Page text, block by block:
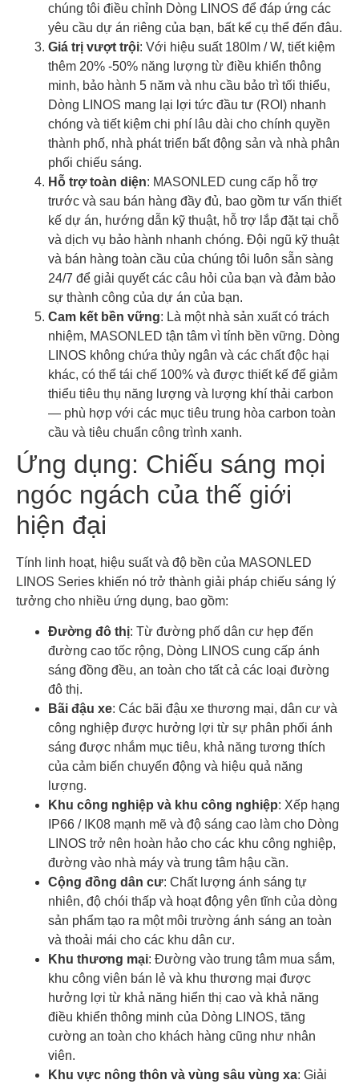
chúng tôi điều chỉnh Dòng LINOS để đáp ứng các
yêu cầu dự án riêng của bạn, bất kể cụ thể đến đâu.
Giá trị vượt trội: Với hiệu suất 180lm / W, tiết kiệm
thêm 20% -50% năng lượng từ điều khiển thông
minh, bảo hành 5 năm và nhu cầu bảo trì tối thiểu,
Dòng LINOS mang lại lợi tức đầu tư (ROI) nhanh
chóng và tiết kiệm chi phí lâu dài cho chính quyền
thành phố, nhà phát triển bất động sản và nhà phân
phối chiếu sáng.
Hỗ trợ toàn diện: MASONLED cung cấp hỗ trợ
trước và sau bán hàng đầy đủ, bao gồm tư vấn thiết
kế dự án, hướng dẫn kỹ thuật, hỗ trợ lắp đặt tại chỗ
và dịch vụ bảo hành nhanh chóng. Đội ngũ kỹ thuật
và bán hàng toàn cầu của chúng tôi luôn sẵn sàng
24/7 để giải quyết các câu hỏi của bạn và đảm bảo
sự thành công của dự án của bạn.
Cam kết bền vững: Là một nhà sản xuất có trách
nhiệm, MASONLED tận tâm vì tính bền vững. Dòng
LINOS không chứa thủy ngân và các chất độc hại
khác, có thể tái chế 100% và được thiết kế để giảm
thiểu tiêu thụ năng lượng và lượng khí thải carbon
— phù hợp với các mục tiêu trung hòa carbon toàn
cầu và tiêu chuẩn công trình xanh.
Ứng dụng: Chiếu sáng mọi
ngóc ngách của thế giới
hiện đại
Tính linh hoạt, hiệu suất và độ bền của MASONLED
LINOS Series khiến nó trở thành giải pháp chiếu sáng lý
tưởng cho nhiều ứng dụng, bao gồm:
Đường đô thị: Từ đường phố dân cư hẹp đến
đường cao tốc rộng, Dòng LINOS cung cấp ánh
sáng đồng đều, an toàn cho tất cả các loại đường
đô thị.
Bãi đậu xe: Các bãi đậu xe thương mại, dân cư và
công nghiệp được hưởng lợi từ sự phân phối ánh
sáng được nhắm mục tiêu, khả năng tương thích
của cảm biến chuyển động và hiệu quả năng
lượng.
Khu công nghiệp và khu công nghiệp: Xếp hạng
IP66 / IK08 mạnh mẽ và độ sáng cao làm cho Dòng
LINOS trở nên hoàn hảo cho các khu công nghiệp,
đường vào nhà máy và trung tâm hậu cần.
Cộng đồng dân cư: Chất lượng ánh sáng tự
nhiên, độ chói thấp và hoạt động yên tĩnh của dòng
sản phẩm tạo ra một môi trường ánh sáng an toàn
và thoải mái cho các khu dân cư.
Khu thương mại: Đường vào trung tâm mua sắm,
khu công viên bán lẻ và khu thương mại được
hưởng lợi từ khả năng hiển thị cao và khả năng
điều khiển thông minh của Dòng LINOS, tăng
cường an toàn cho khách hàng cũng như nhân
viên.
Khu vực nông thôn và vùng sâu vùng xa: Giải